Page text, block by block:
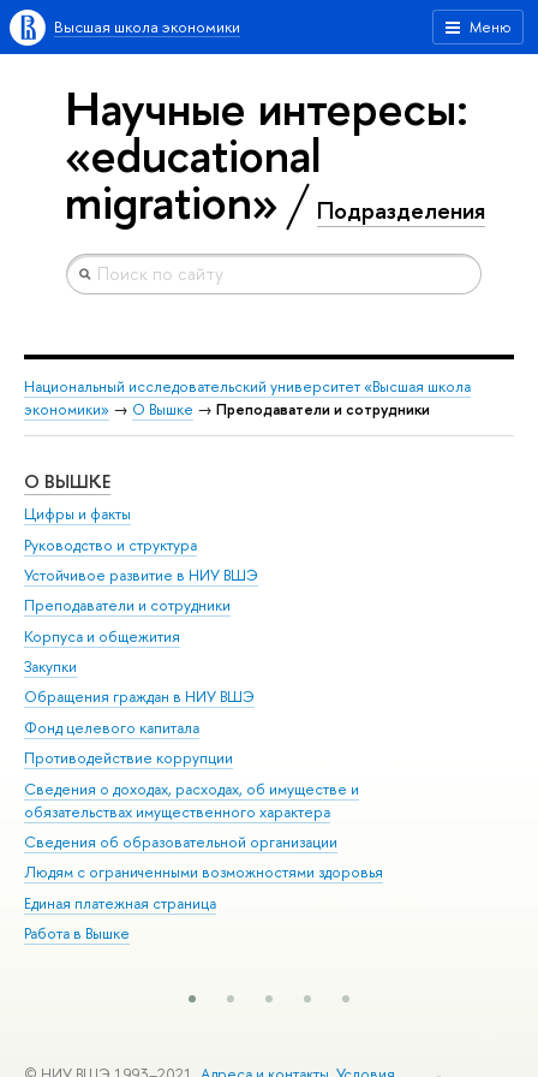
Меню
Высшая школа экономики
Научные интересы:
«educational
migration» Подразделения
Национальный исследовательский университет «Высшая школа
экономики» → О Вышке → Преподаватели и сотрудники
О ВЫШКЕ
Цифры и факты
Руководство и структура
Устойчивое развитие в НИУ ВШЭ
Преподаватели и сотрудники
Корпуса и общежития
Закупки
Обращения граждан в НИУ ВШЭ
Фонд целевого капитала
Противодействие коррупции
Сведения о доходах, расходах, об имуществе и
обязательствах имущественного характера
Сведения об образовательной организации
Людям с ограниченными возможностями здоровья
Единая платежная страница
Работа в Вышке